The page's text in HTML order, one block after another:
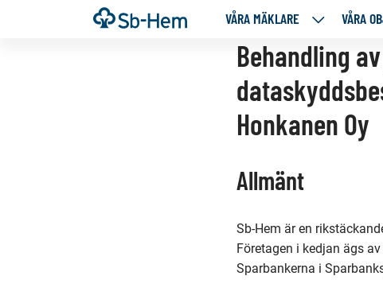
Till
innehållet
Framsida VÅRA MÄKLARE
VÅRA
MÄKLARE
SIDOR
VÅRA
Behandling
Honkanen Oy
Allmänt
Sb-Hem är en
Företagen i kedjan ägs
Sparbankerna i